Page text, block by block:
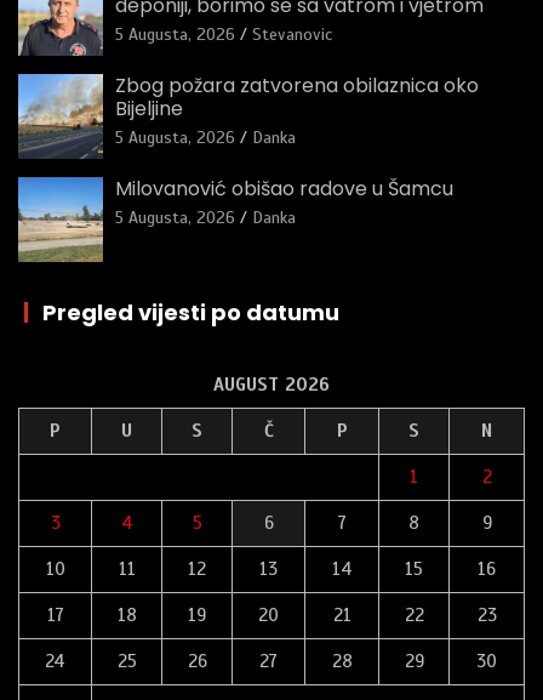
5 Augusta, 2026 Stevanovic
Zbog požara zatvorena obilaznica oko
Bijeljine
5 Augusta, 2026 Danka
Milovanović obišao radove u Šamcu
5 Augusta, 2026 Danka
| Pregled vijesti po datumu
AUGUST 2026
P U S Č P S N
1 2
3 4 5 6 7 8 9
10 11 12 13 14 15 16
17 18 19 20 21 22 23
24 25 26 27 28 29 30